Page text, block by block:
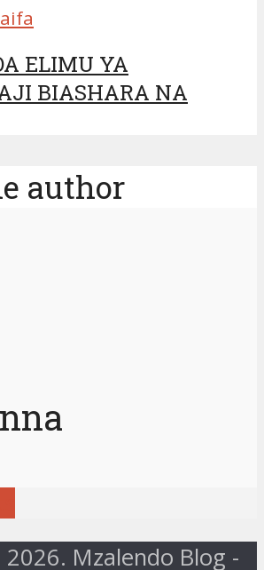
ELIMU YA
BIASHARA NA
author
Mzalendo Blog -